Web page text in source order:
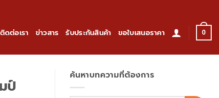
ติดต่อเรา ข่าวสาร รับประกันสินค้า ขอใบเสนอราคา 0
ป์
ค้นหาบทความที่ต้องการ